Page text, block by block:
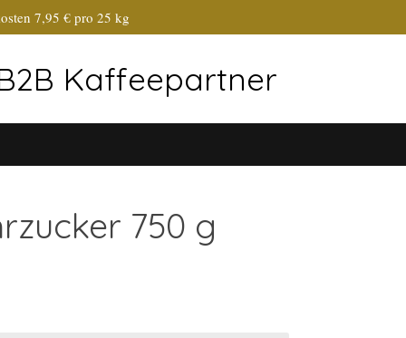
7,95 € pro 25 kg
Kaffeepartner
750 g